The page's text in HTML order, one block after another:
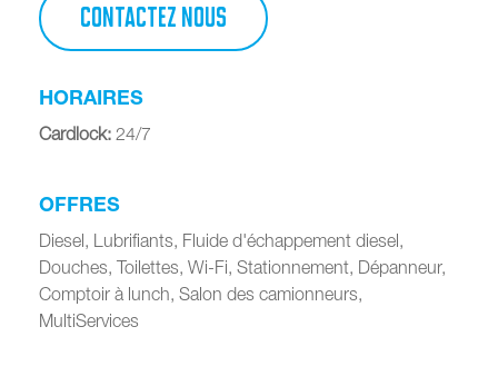
CONTACTEZ NOUS
HORAIRES
Cardlock: 24/7
OFFRES
Diesel, Lubrifiants, Fluide d'échappement diesel,
Douches, Toilettes, Wi-Fi, Stationnement, Dépanneur,
Comptoir à lunch, Salon des camionneurs,
MultiServices